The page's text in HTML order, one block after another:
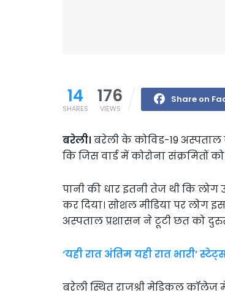
14
SHARES
176
VIEWS
Share on
बरेली। बरेली के कोविड-19 अस्पताल
कि जिस वार्ड में कोरोना संक्रमितों
पानी की धार इतनी तेज थी कि
कर दिया। सोशल मीडिया पर लोग
अस्पताल प्रशासन ने टूटी छत को
‘यही रात अंतिम यही रात भारी’
बरेली स्थित राजश्री मेडिकल कॉलेज